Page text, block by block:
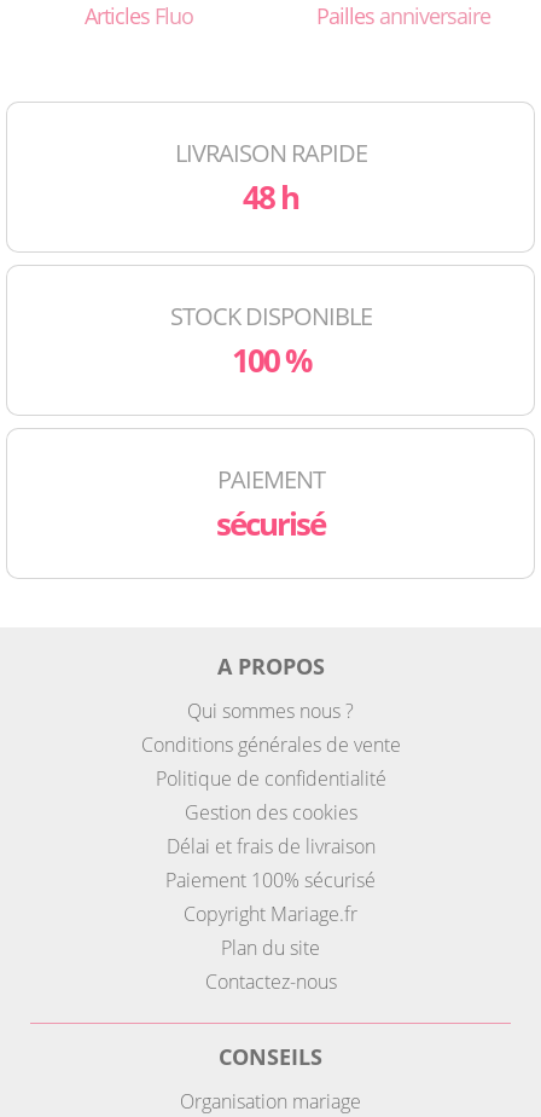
Articles Fluo Pailles anniversaire
LIVRAISON RAPIDE
48 h
STOCK DISPONIBLE
100 %
PAIEMENT
sécurisé
A PROPOS
Qui sommes nous ?
Conditions générales de vente
Politique de confidentialité
Gestion des cookies
Délai et frais de livraison
Paiement 100% sécurisé
Copyright Mariage.fr
Plan du site
Contactez-nous
CONSEILS
Organisation mariage